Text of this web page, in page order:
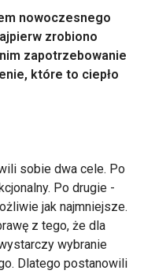
nowoczesnego
zrobiono
zapotrzebowanie
które to ciepło
sobie dwa cele. Po
Po drugie -
jak najmniejsze.
z tego, że dla
wybranie
Dlatego postanowili